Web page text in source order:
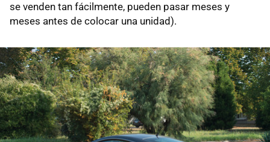
se venden tan fácilmente, pueden pasar meses y
meses antes de colocar una unidad).